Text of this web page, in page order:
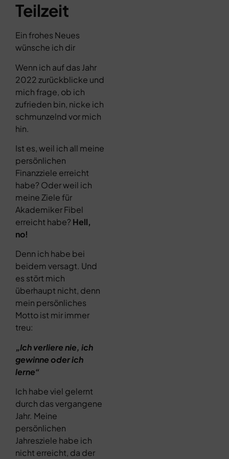
Teilzeit
Ein frohes Neues
wünsche ich dir
Wenn ich auf das Jahr
2022 zurückblicke und
mich frage, ob ich
zufrieden bin, nicke ich
schmunzelnd vor mich
hin.
Ist es, weil ich all meine
persönlichen
Finanzziele erreicht
habe? Oder weil ich
meine Ziele für
Akademiker Fibel
erreicht habe? Hell,
no!
Denn ich habe bei
beidem versagt. Und
es stört mich
überhaupt nicht, denn
mein persönliches
Motto ist mir immer
treu:
„Ich verliere nie, ich
gewinne oder ich
lerne“
Ich habe viel gelernt
durch das vergangene
Jahr. Meine
persönlichen
Jahresziele habe ich
nicht erreicht, da der